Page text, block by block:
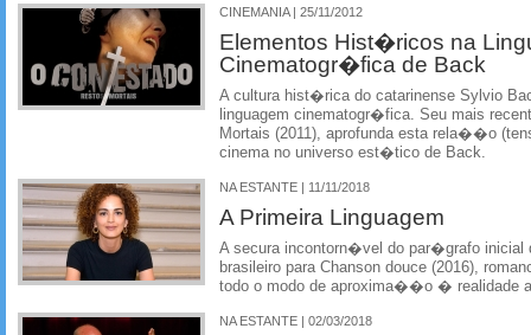
CINEMANIA | 25/11/2012
Elementos Hist�ricos na
Cinematogr�fica de Back
A cultura hist�rica do catarinense Sylvio
linguagem cinematogr�fica. Seu mais
Mortais (2011), aprofunda esta rela��o
cinema no universo est�tico de Back.
NA ESTANTE | 11/11/2018
A Primeira Linguagem
A secura incontorn�vel do par�grafo
brasileiro para Chanson douce (2016),
todo o modo de aproxima��o � realidade
NA ESTANTE | 02/03/2018